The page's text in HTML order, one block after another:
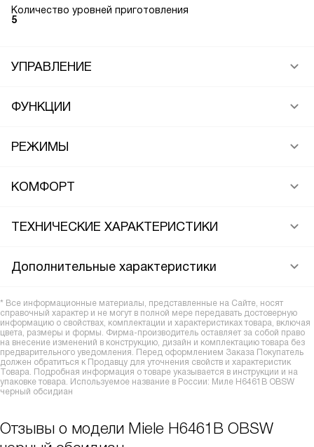
Количество уровней приготовления
5
УПРАВЛЕНИЕ
ФУНКЦИИ
РЕЖИМЫ
КОМФОРТ
ТЕХНИЧЕСКИЕ ХАРАКТЕРИСТИКИ
Дополнительные характеристики
* Все информационные материалы, представленные на Сайте, носят
справочный характер и не могут в полной мере передавать достоверную
информацию о свойствах, комплектации и характеристиках товара, включая
цвета, размеры и формы. Фирма-производитель оставляет за собой право
на внесение изменений в конструкцию, дизайн и комплектацию товара без
предварительного уведомления. Перед оформлением Заказа Покупатель
должен обратиться к Продавцу для уточнения свойств и характеристик
Товара. Подробная информация о товаре указывается в инструкции и на
упаковке товара. Используемое название в России: Миле H6461B OBSW
черный обсидиан
Отзывы о модели Miele H6461B OBSW